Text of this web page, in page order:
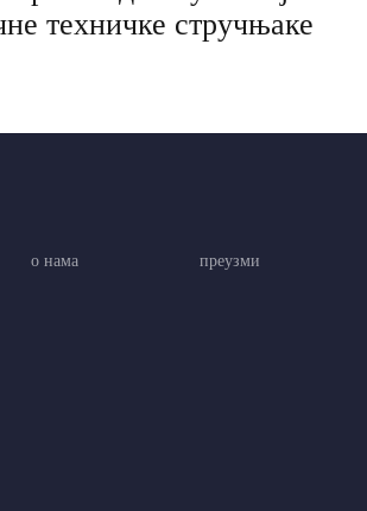
техничке стручњаке
о нама преузми